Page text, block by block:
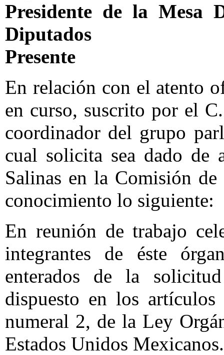
Presidente de la Mesa
Diputados
Presente
En relación con el atento
en curso, suscrito por el
coordinador del grupo
cual solicita sea dado de
Salinas en la Comisión
conocimiento lo siguiente:
En reunión de trabajo
integrantes de éste
enterados de la
dispuesto en los
numeral 2, de la Ley
Estados Unidos Mexicanos.